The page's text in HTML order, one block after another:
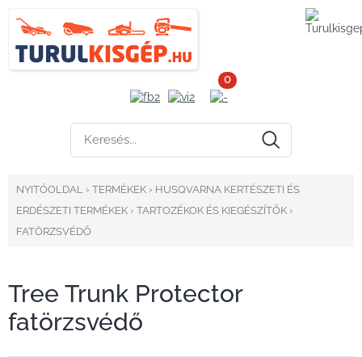
0
NYITÓOLDAL › TERMÉKEK › HUSQVARNA KERTÉSZETI ÉS
ERDÉSZETI TERMÉKEK › TARTOZÉKOK ÉS KIEGÉSZÍTŐK ›
FATÖRZSVÉDŐ
Tree Trunk Protector
fatörzsvédő